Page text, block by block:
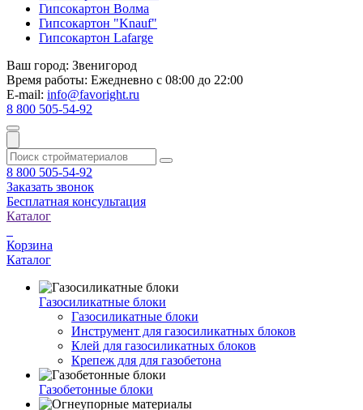
Гипсокартон Волма
Гипсокартон "Knauf"
Гипсокартон Lafarge
Ваш город: Звенигород
Время работы: Ежедневно с 08:00 до 22:00
E-mail: info@favoright.ru
8 800 505-54-92
8 800 505-54-92
Заказать звонок
Бесплатная консультация
Каталог
Корзина
Каталог
Газосиликатные блоки
Газосиликатные блоки
Инструмент для газосиликатных блоков
Клей для газосиликатных блоков
Крепеж для для газобетона
Газобетонные блоки